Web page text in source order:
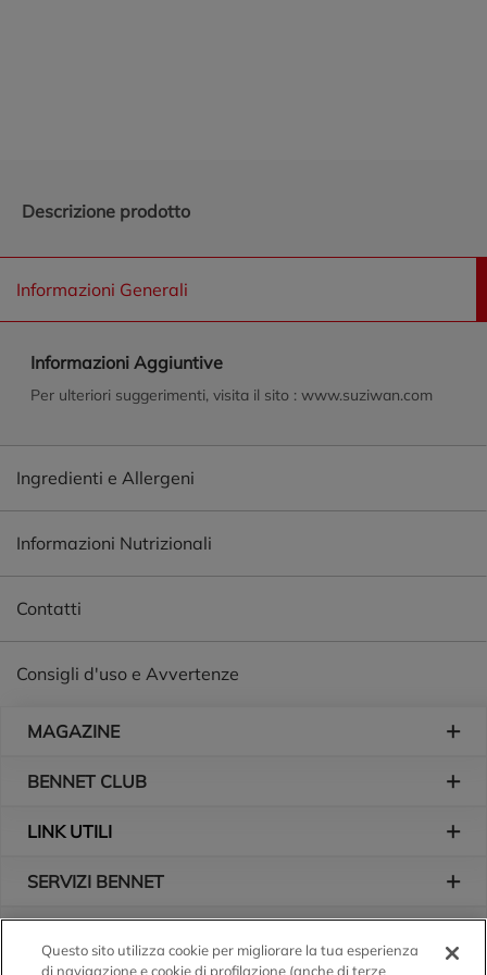
Descrizione prodotto
Informazioni Generali
Informazioni Aggiuntive
Per ulteriori suggerimenti, visita il sito : www.suziwan.com
Ingredienti e Allergeni
Informazioni Nutrizionali
Contatti
Consigli d'uso e Avvertenze
MAGAZINE
BENNET CLUB
LINK UTILI
SERVIZI BENNET
Questo sito utilizza cookie per migliorare la tua esperienza
di navigazione e cookie di profilazione (anche di terze